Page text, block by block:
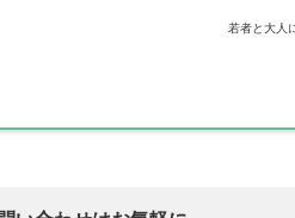
若者と大人